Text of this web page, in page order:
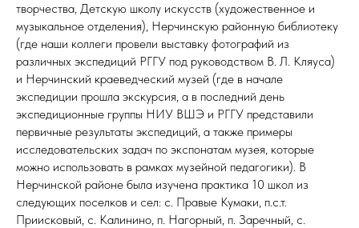
творчества, Детскую школу искусств (художественное и
музыкальное отделения), Нерчинскую районную библиотеку
(где наши коллеги провели выставку фотографий из
различных экспедиций РГГУ под руководством В. Л. Кляуса)
и Нерчинский краеведческий музей (где в начале
экспедиции прошла экскурсия, а в последний день
экспедиционные группы НИУ ВШЭ и РГГУ представили
первичные результаты экспедиций, а также примеры
исследовательских задач по экспонатам музея, которые
можно использовать в рамках музейной педагогики). В
Нерчинской районе была изучена практика 10 школ из
следующих поселков и сел: с. Правые Кумаки, п.с.т.
Приисковый, с. Калинино, п. Нагорный, п. Заречный, с.